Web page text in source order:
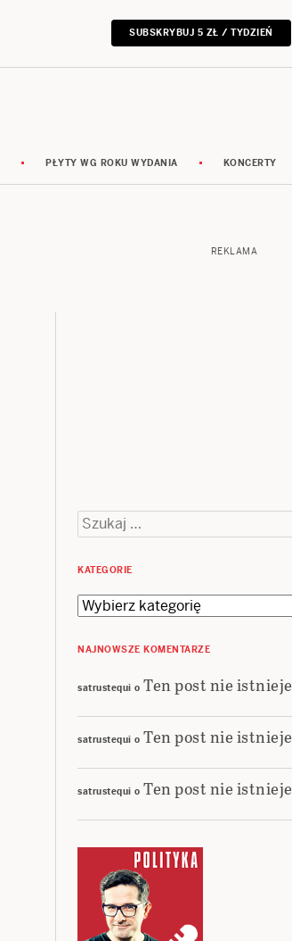
SUBSKRYBUJ 5 ZŁ / TYDZIEŃ
PŁYTY WG ROKU WYDANIA KONCERTY
REKLAMA
Szukaj:
KATEGORIE
Kategorie
NAJNOWSZE KOMENTARZE
satrustequi o Ten post nie istnieje
satrustequi o Ten post nie istnieje
satrustequi o Ten post nie istnieje